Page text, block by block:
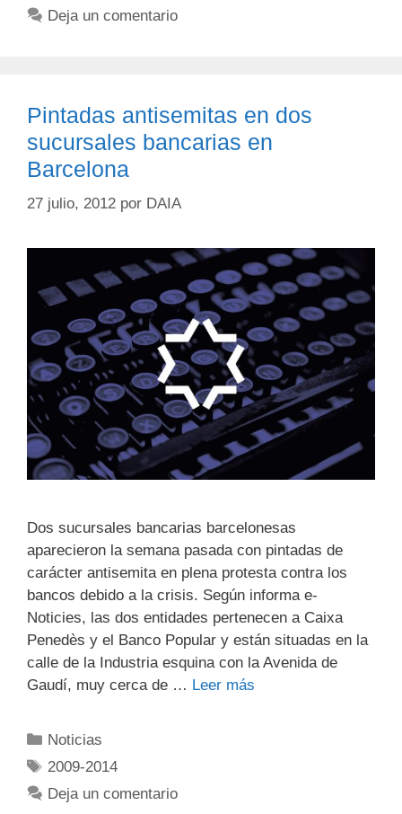
Deja un comentario
Pintadas antisemitas en dos
sucursales bancarias en
Barcelona
27 julio, 2012 por DAIA
Dos sucursales bancarias barcelonesas
aparecieron la semana pasada con pintadas de
carácter antisemita en plena protesta contra los
bancos debido a la crisis. Según informa e-
Noticies, las dos entidades pertenecen a Caixa
Penedès y el Banco Popular y están situadas en la
calle de la Industria esquina con la Avenida de
Gaudí, muy cerca de … Leer más
Noticias
2009-2014
Deja un comentario